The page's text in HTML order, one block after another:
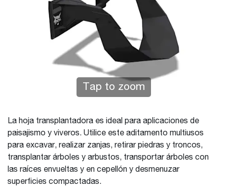
Tap to zoom
La hoja transplantadora es ideal para aplicaciones de
paisajismo y viveros. Utilice este aditamento multiusos
para excavar, realizar zanjas, retirar piedras y troncos,
transplantar árboles y arbustos, transportar árboles con
las raíces envueltas y en cepellón y desmenuzar
superficies compactadas.